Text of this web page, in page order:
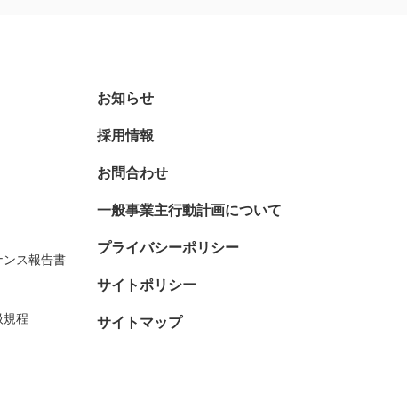
ンス報告書
規程
お知らせ
採用情報
お問合わせ
一般事業主行動計画について
プライバシーポリシー
サイトポリシー
サイトマップ